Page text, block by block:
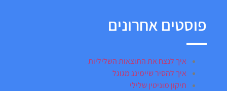
פוסטים אחרונים
איך לנצח את התוצאות השליליות
איך להסיר שיימינג מגוגל
תיקון מוניטין שלילי